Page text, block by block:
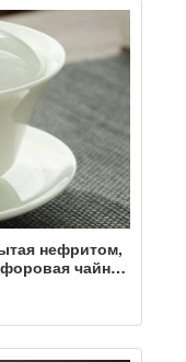
нефритом,
чайная
один большой
Kung Fu